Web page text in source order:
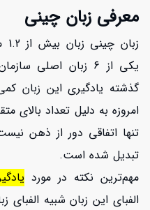
معرفی زبان چینی
یکی از 6 زبان
گذشته یادگیری این زبان
امروزه به دلیل تعداد بالای
تنها اتفاقی دور از ذهن
تبدیل شده است.
مهم‌ترین نکته در مورد
الفبای این زبان شبیه